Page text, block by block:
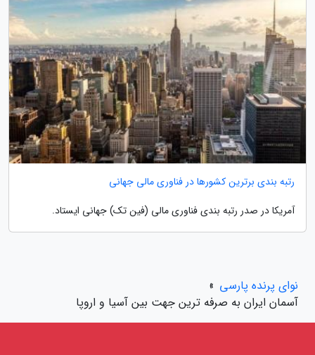
رتبه بندی برترین کشورها در فناوری مالی جهانی
آمریکا در صدر رتبه بندی فناوری مالی (فین تک) جهانی ایستاد.
نوای پرنده پارسی »
آسمان ایران به صرفه ترین جهت بین آسیا و اروپا